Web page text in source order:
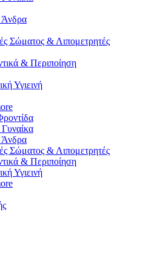
Άνδρα
Σώματος & Λιπομετρητές
& Περιποίηση
Υγιεινή
Γυναίκα
Άνδρα
Σώματος & Λιπομετρητές
& Περιποίηση
Υγιεινή